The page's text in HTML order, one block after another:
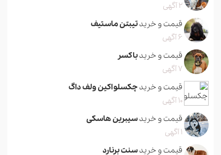
2 آگهی
قیمت و خریدتیبتن ماستیف
6 آگهی
قیمت و خریدباکسر
7 آگهی
قیمت و خریدچکسلواکین ولف داگ
10 آگهی
قیمت و خریدسیبرین هاسکی
1 آگهی
قیمت و خریدسنت برنارد